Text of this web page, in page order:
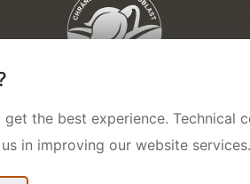
the best experience.
in improving our website